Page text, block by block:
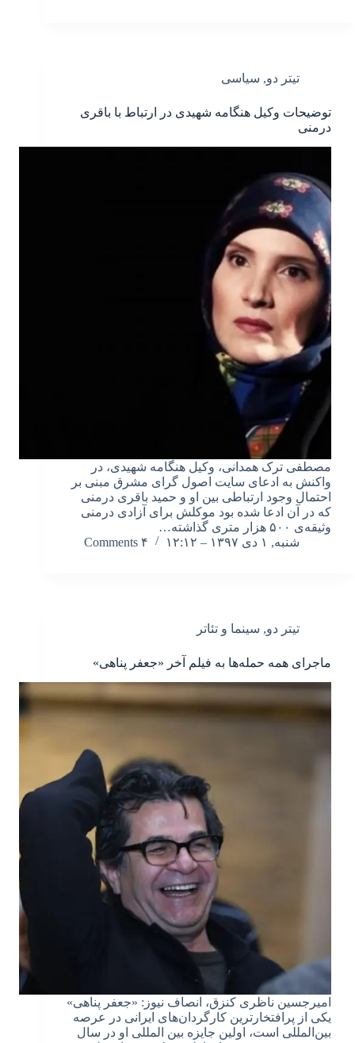
تیتر دو, سیاسی
توضیحات وکیل هنگامه شهیدی در ارتباط با باقری
درمنی
مصطفی ترک همدانی، وکیل هنگامه شهیدی، در
واکنش به ادعای سایت اصول گرای مشرق مبنی بر
احتمال وجود ارتباطی بین او و حمید باقری درمنی
که در آن ادعا شده بود موکلش برای آزادی درمنی
وثیقه‌ی ۵۰۰ هزار متری گذاشته…
شنبه, ۱ دی ۱۳۹۷ – ۱۲:۱۲
۴ Comments
تیتر دو, سینما و تئاتر
ماجرای همه حمله‌ها به فیلم آخر «جعفر پناهی»
امیرجسین ناظری کنزق، انصاف نیوز: «جعفر پناهی»
یکی از پرافتخارترین کارگردان‌های ایرانی در عرصه
بین‌المللی است، اولین جایزه بین المللی او در سال